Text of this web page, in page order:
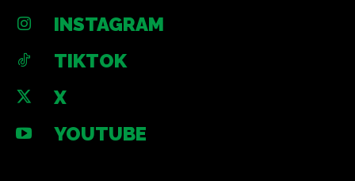
INSTAGRAM
TIKTOK
X
YOUTUBE